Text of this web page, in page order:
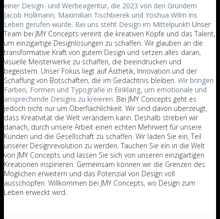
einer Design- und Werbeagentur, die 2023 von den Gründern
Jacob Hollmann, Maximilian Tischbierek und Yoshua Wilm ins
Leben gerufen wurde. Bei uns steht Design im Mittelpunkt! Unser
Team bei JMY Concepts vereint die kreativen Köpfe und das Talent,
um einzigartige Designlösungen zu schaffen. Wir glauben an die
transformative Kraft von gutem Design und setzen alles daran,
visuelle Meisterwerke zu schaffen, die beeindrucken und
begeistern. Unser Fokus liegt auf Ästhetik, Innovation und der
Schaffung von Botschaften, die im Gedächtnis bleiben. Wir bringen
Farben, Formen und Typografie in Einklang, um emotionale und
ansprechende Designs zu kreieren. Bei JMY Concepts geht es
jedoch nicht nur um Oberflächlichkeit. Wir sind davon überzeugt,
dass Kreativität die Welt verändern kann. Deshalb streben wir
danach, durch unsere Arbeit einen echten Mehrwert für unsere
Kunden und die Gesellschaft zu schaffen. Wir laden Sie ein, Teil
unserer Designrevolution zu werden. Tauchen Sie ein in die Welt
von JMY Concepts und lassen Sie sich von unseren einzigartigen
Kreationen inspirieren. Gemeinsam können wir die Grenzen des
Möglichen erweitern und das Potenzial von Design voll
ausschöpfen. Willkommen bei JMY Concepts, wo Design zum
Leben erweckt wird.